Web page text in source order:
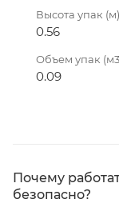
Высота упак (м)
0.56
Объем упак
0.09
Почему
безопасно?